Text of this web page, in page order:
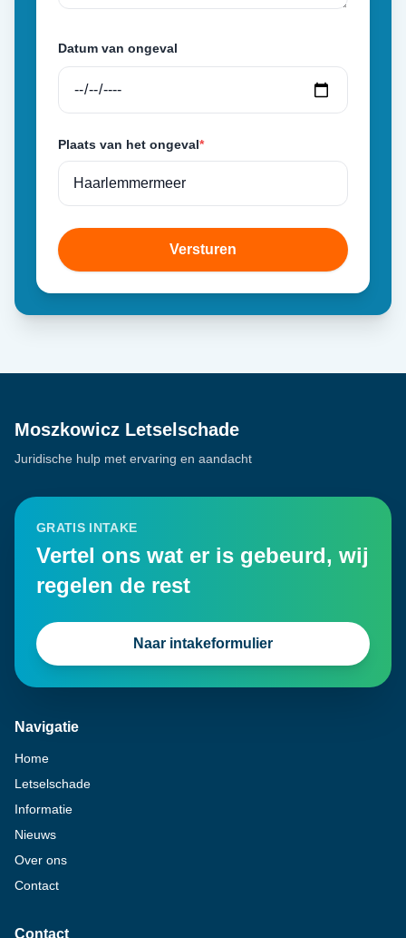
Datum van ongeval
Plaats van het ongeval*
Versturen
Moszkowicz Letselschade
Juridische hulp met ervaring en aandacht
GRATIS INTAKE
Vertel ons wat er is gebeurd, wij
regelen de rest
Naar intakeformulier
Navigatie
Home
Letselschade
Informatie
Nieuws
Over ons
Contact
Contact